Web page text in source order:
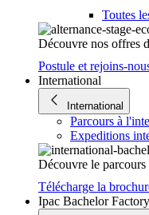
Toutes
Découvre nos offres
Postule et rejoins-
International
International
Parcours à
Expeditions
Découvre le
Télécharge la
Ipac Bachelor Factory